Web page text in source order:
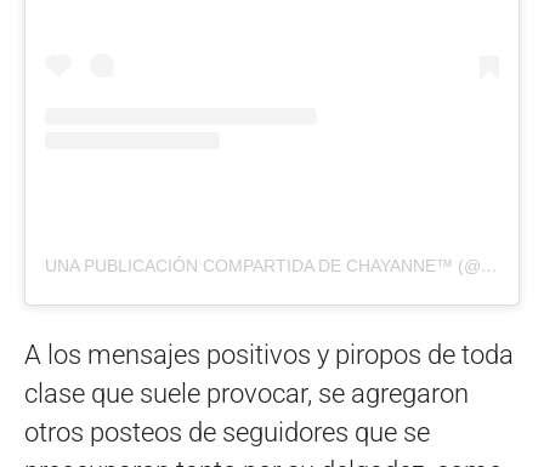
UNA PUBLICACIÓN COMPARTIDA DE CHAYANNE™ (@CHAYANNE)
A los mensajes positivos y piropos de toda
clase que suele provocar, se agregaron
otros posteos de seguidores que se